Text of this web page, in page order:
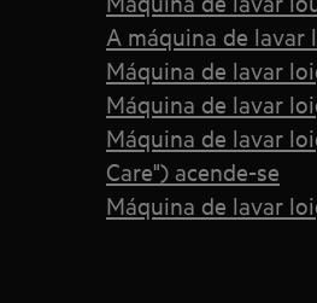
A máquina de lavar
Máquina de lavar
Máquina de lavar
Máquina de lavar
Care") acende-se
Máquina de lavar